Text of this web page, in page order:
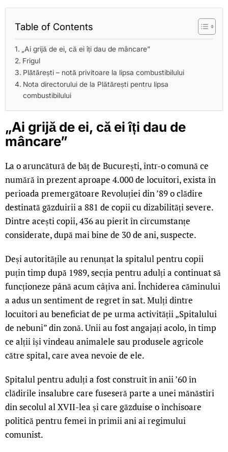
Table of Contents
„Ai grijă de ei, că ei îți dau de mâncare”
Frigul
Plătărești – notă privitoare la lipsa combustibilului
Nota directorului de la Plătărești pentru lipsa
combustibilului
„Ai grijă de ei, că ei îți dau de
mâncare”
La o aruncătură de băț de București, într-o comună ce
numără în prezent aproape 4.000 de locuitori, exista în
perioada premergătoare Revoluției din ’89 o clădire
destinată găzduirii a 881 de copii cu dizabilități severe.
Dintre acești copii, 436 au pierit în circumstanțe
considerate, după mai bine de 30 de ani, suspecte.
Deși autoritățile au renunțat la spitalul pentru copii
puțin timp după 1989, secția pentru adulți a continuat să
funcționeze până acum câțiva ani. Închiderea căminului
a adus un sentiment de regret în sat. Mulți dintre
locuitori au beneficiat de pe urma activității „Spitalului
de nebuni” din zonă. Unii au fost angajați acolo, în timp
ce alții își vindeau animalele sau produsele agricole
către spital, care avea nevoie de ele.
Spitalul pentru adulți a fost construit în anii ’60 în
clădirile insalubre care fuseseră parte a unei mănăstiri
din secolul al XVII-lea și care găzduise o închisoare
politică pentru femei în primii ani ai regimului
comunist.